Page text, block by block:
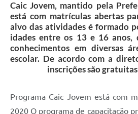
Jornal
Agenda
SIC
Diário Oficial
Caic Jovem, mantido pela
está com matrículas abertas
alvo das atividades é formado
idades entre os 13 e 16 anos,
conhecimentos em diversas
escolar. De acordo com a
inscrições são
Programa Caic Jovem está com
2020 O programa de capacitação